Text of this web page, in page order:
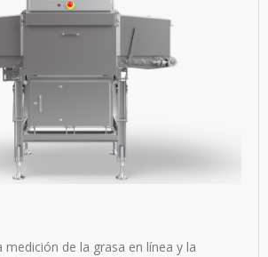
medición de la grasa en línea y la